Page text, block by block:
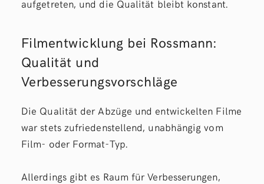
aufgetreten, und die Qualität bleibt konstant.
Filmentwicklung bei Rossmann:
Qualität und
Verbesserungsvorschläge
Die Qualität der Abzüge und entwickelten Filme
war stets zufriedenstellend, unabhängig vom
Film- oder Format-Typ.
Allerdings gibt es Raum für Verbesserungen,